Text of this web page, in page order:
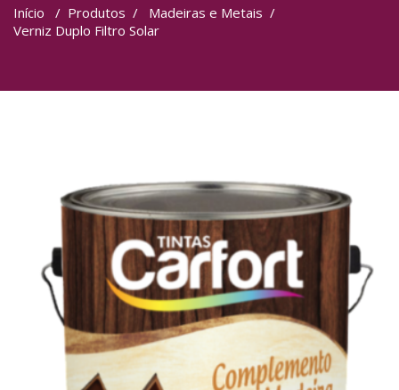
Início / Produtos / Madeiras e Metais /
Verniz Duplo Filtro Solar